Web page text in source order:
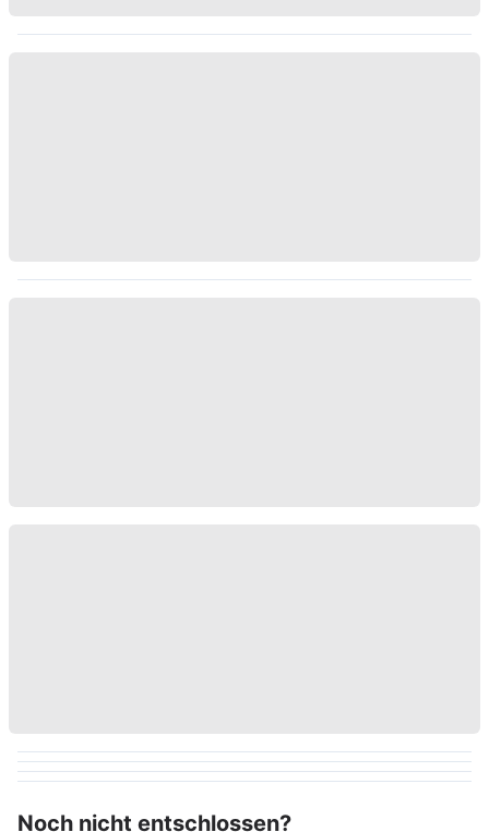
Noch nicht entschlossen?